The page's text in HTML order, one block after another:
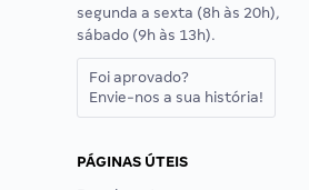
segunda a sexta (8h às 20h),
sábado (9h às 13h).
Foi aprovado?
Envie-nos a sua história!
PÁGINAS ÚTEIS